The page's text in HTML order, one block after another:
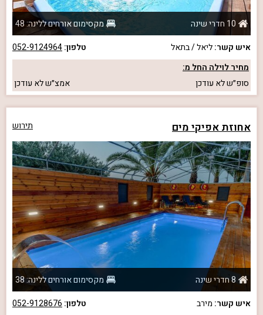
10 חדרי שינה
מקסימום אורחים ללינה: 48
איש קשר:ליאל / בתאל טלפון:052-9124964
מחיר לוילה החל מ:
סופ״שלא עודכן אמצ״שלא עודכן
אחוזת אפיקי מים תירוש
8 חדרי שינה
מקסימום אורחים ללינה: 38
איש קשר: מירב טלפון: 052-9128676